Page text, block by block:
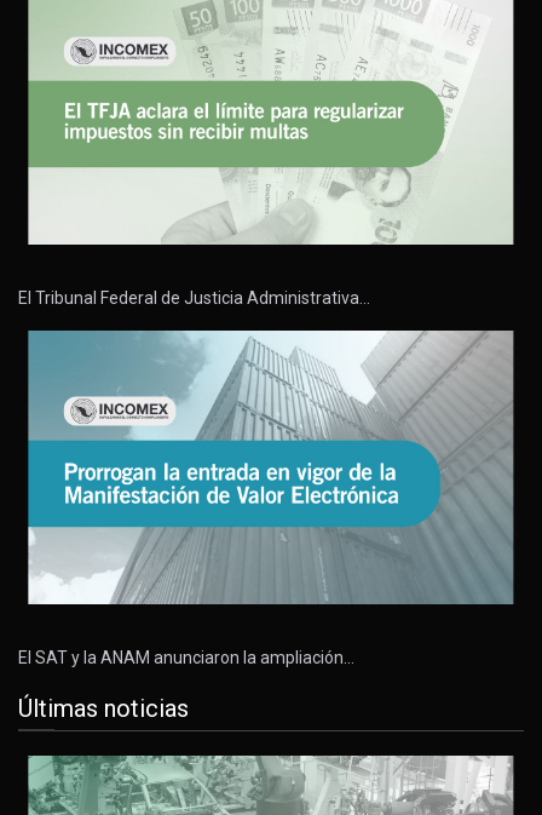
El Tribunal Federal de Justicia Administrativa…
El SAT y la ANAM anunciaron la ampliación…
Últimas noticias